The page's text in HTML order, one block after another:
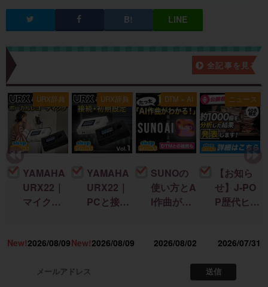
新着記事一覧 全記事を見る
URX辞典
YAMAHA
URX22｜
マイクを
までを完
New!2026/08/09
URX辞典
YAMAHA
URX22｜
PCと接続
の初期設
解説！
New!2026/08/09
DTM × AI
SUNOの
使い方とA
I作曲がわ
に生成AI
2026/08/02
ニュース
【お知ら
せ】J-PO
P歴代ヒッ
析”する公
ベント開
2026/07/31
送信